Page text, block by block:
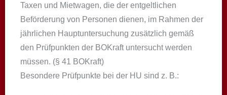
Taxen und Mietwagen, die der entgeltlichen
Beförderung von Personen dienen, im Rahmen der
jährlichen Hauptuntersuchung zusätzlich gemäß
den Prüfpunkten der BOKraft untersucht werden
müssen. (§ 41 BOKraft)
Besondere Prüfpunkte bei der HU sind z. B.: